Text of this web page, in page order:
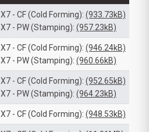
X7 - CF (Cold Forming): (933.73kB)
X7 - PW (Stamping): (957.23kB)
X7 - CF (Cold Forming): (946.24kB)
X7 - PW (Stamping): (960.66kB)
X7 - CF (Cold Forming): (952.65kB)
X7 - PW (Stamping): (964.23kB)
X7 - CF (Cold Forming): (948.53kB)